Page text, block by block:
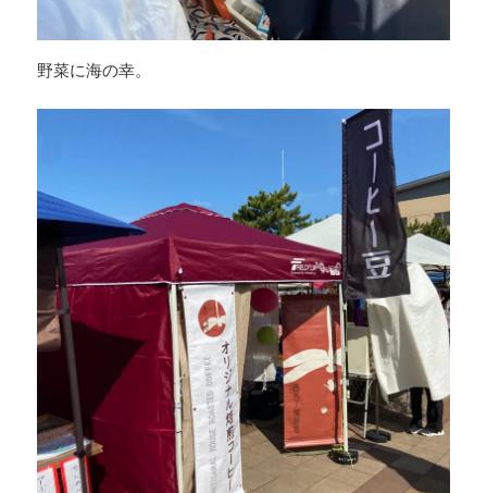
野菜に海の幸。